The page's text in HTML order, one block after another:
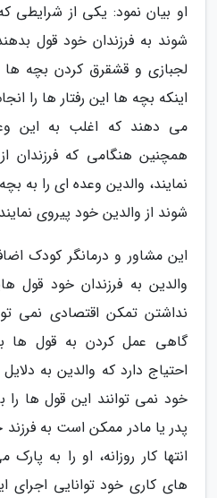
او بیان نمود: یکی از شرایطی
شوند به فرزندان خود قول
لجبازی و قشقرق کردن بچه ها
اینکه بچه ها این رفتار ها را
می دهند که اغلب به این
همچنین هنگامی که فرزندان
نمایند، والدین وعده ای را به
شوند از والدین خود پیروی
این مشاور و درمانگر کودک
والدین به فرزندان خود
نداشتن تمکن اقتصادی نمی
گاهی عمل کردن به قول ها
احتیاج دارد که والدین به
خود نمی توانند این قول ها را
پدر یا مادر ممکن است به
انتها کار روزانه، او را به
های کاری خود توانایی اجرای